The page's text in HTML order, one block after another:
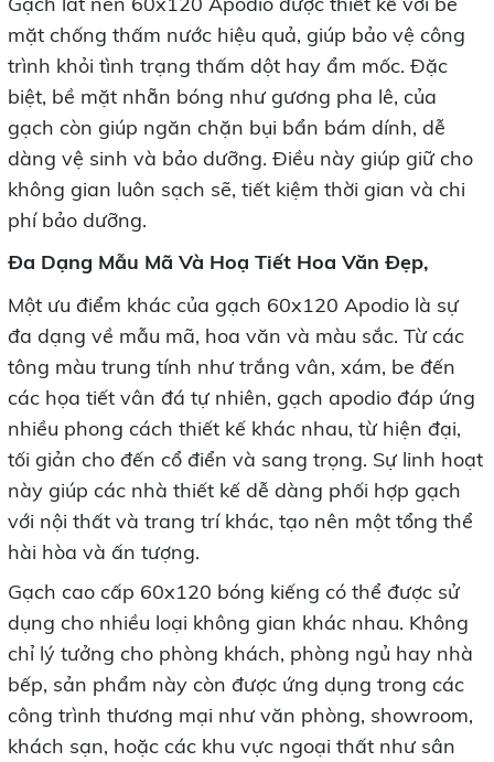
mặt chống thấm nước hiệu quả, giúp bảo vệ công
trình khỏi tình trạng thấm dột hay ẩm mốc. Đặc
biệt, bề mặt nhẵn bóng như gương pha lê, của
gạch còn giúp ngăn chặn bụi bẩn bám dính, dễ
dàng vệ sinh và bảo dưỡng. Điều này giúp giữ cho
không gian luôn sạch sẽ, tiết kiệm thời gian và chi
phí bảo dưỡng.
Đa Dạng Mẫu Mã Và Hoạ Tiết Hoa Văn Đẹp,
Một ưu điểm khác của gạch 60x120 Apodio là sự
đa dạng về mẫu mã, hoa văn và màu sắc. Từ các
tông màu trung tính như trắng vân, xám, be đến
các họa tiết vân đá tự nhiên, gạch apodio đáp ứng
nhiều phong cách thiết kế khác nhau, từ hiện đại,
tối giản cho đến cổ điển và sang trọng. Sự linh hoạt
này giúp các nhà thiết kế dễ dàng phối hợp gạch
với nội thất và trang trí khác, tạo nên một tổng thể
hài hòa và ấn tượng.
Gạch cao cấp 60x120 bóng kiếng có thể được sử
dụng cho nhiều loại không gian khác nhau. Không
chỉ lý tưởng cho phòng khách, phòng ngủ hay nhà
bếp, sản phẩm này còn được ứng dụng trong các
công trình thương mại như văn phòng, showroom,
khách sạn, hoặc các khu vực ngoại thất như sân